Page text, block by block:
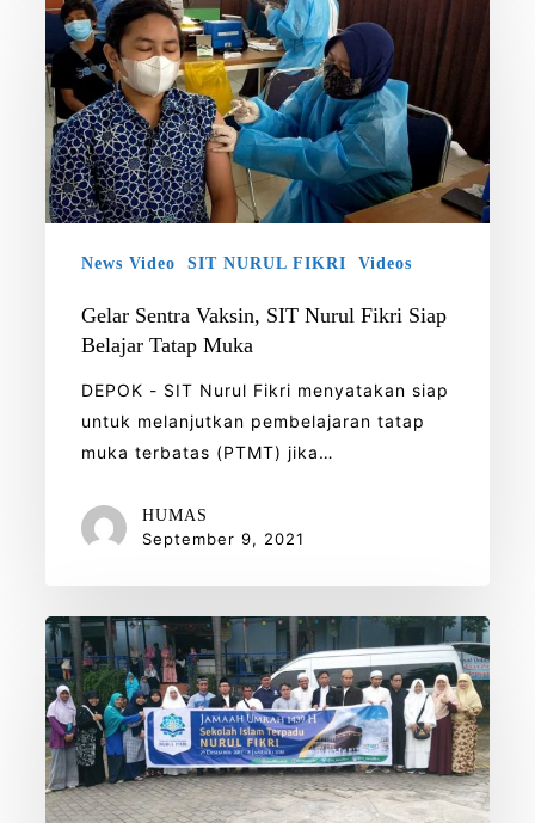
Sentra
Vaksin,
SIT
Nurul
Fikri
Siap
Belajar
MukaNews Video SIT NURUL FIKRI Videos
Gelar Sentra Vaksin, SIT Nurul Fikri Siap
Belajar Tatap Muka
DEPOK - SIT Nurul Fikri menyatakan siap
untuk melanjutkan pembelajaran tatap
muka terbatas (PTMT) jika…
HUMAS
September 9, 2021
YPPU
Nurul
Fikri
Lepas
7
Pegawai
SIT